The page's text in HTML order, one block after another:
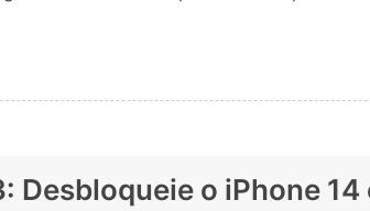
Desbloqueie o iPhone 14